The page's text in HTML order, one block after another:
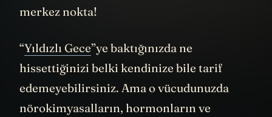
merkez nokta!
“Yıldızlı Gece”ye baktığınızda ne
hissettiğinizi belki kendinize bile tarif
edemeyebilirsiniz. Ama o vücudunuzda
nörokimyasalların, hormonların ve